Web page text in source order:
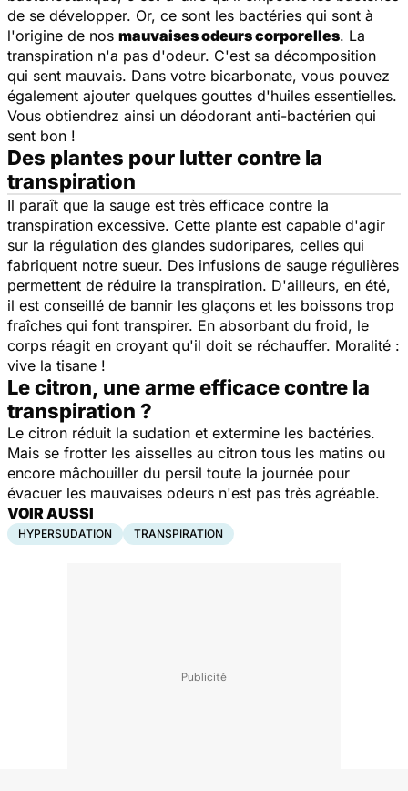
de se développer. Or, ce sont les bactéries qui sont à
l'origine de nos mauvaises odeurs corporelles. La
transpiration n'a pas d'odeur. C'est sa décomposition
qui sent mauvais. Dans votre bicarbonate, vous pouvez
également ajouter quelques gouttes d'huiles essentielles.
Vous obtiendrez ainsi un déodorant anti-bactérien qui
sent bon !
Des plantes pour lutter contre la
transpiration
Il paraît que la sauge est très efficace contre la
transpiration excessive. Cette plante est capable d'agir
sur la régulation des glandes sudoripares, celles qui
fabriquent notre sueur. Des infusions de sauge régulières
permettent de réduire la transpiration. D'ailleurs, en été,
il est conseillé de bannir les glaçons et les boissons trop
fraîches qui font transpirer. En absorbant du froid, le
corps réagit en croyant qu'il doit se réchauffer. Moralité :
vive la tisane !
Le citron, une arme efficace contre la
transpiration ?
Le citron réduit la sudation et extermine les bactéries.
Mais se frotter les aisselles au citron tous les matins ou
encore mâchouiller du persil toute la journée pour
évacuer les mauvaises odeurs n'est pas très agréable.
VOIR AUSSI
HYPERSUDATION TRANSPIRATION